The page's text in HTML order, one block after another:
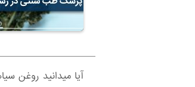
آیا میدانید روغن